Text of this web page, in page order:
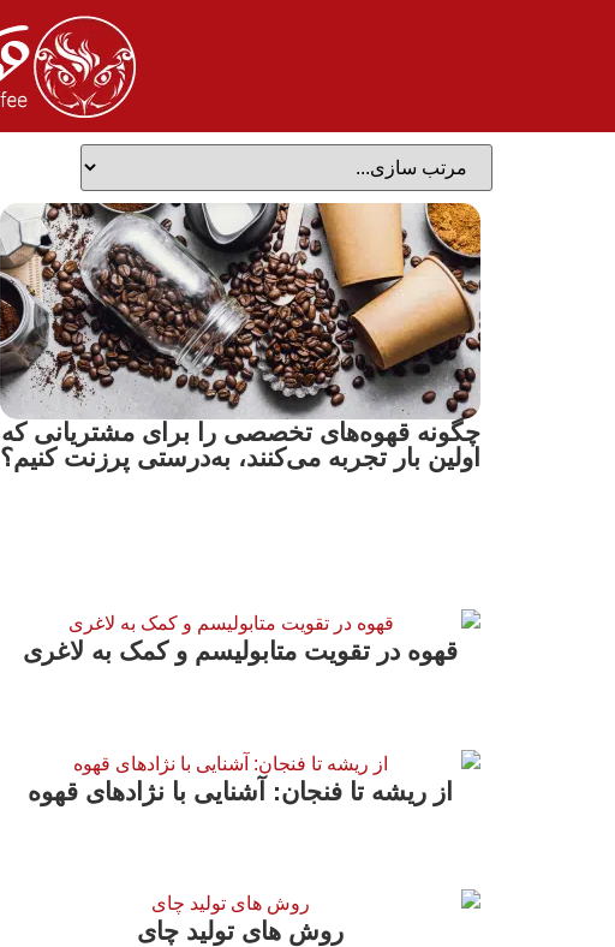
چگونه قهوه‌های تخصصی را برای مشتریانی که
اولین بار تجربه می‌کنند، به‌درستی پرزنت کنیم؟
قهوه در تقویت متابولیسم و کمک به لاغری
از ریشه تا فنجان: آشنایی با نژادهای قهوه
روش های تولید چای